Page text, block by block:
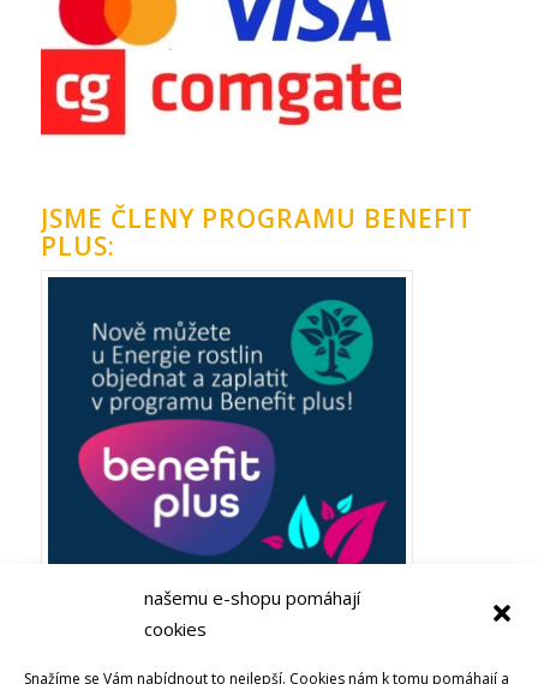
našemu e-shopu pomáhají
cookies
Snažíme se Vám nabídnout to nejlepší. Cookies nám k tomu pomáhají a
JSME ČLENY PROGRAMU BENEFIT
PLUS: